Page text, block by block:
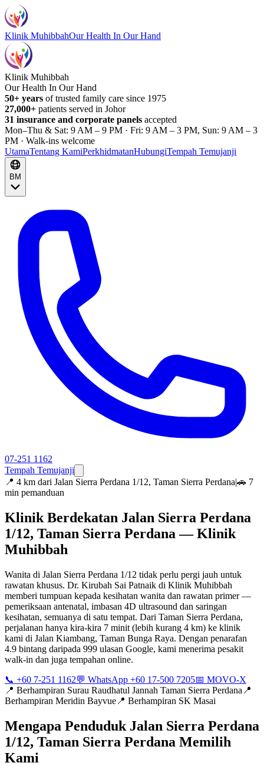
Klinik MuhibbahOur Health In Our Hand
Klinik Muhibbah
Our Health In Our Hand
50+ years of trusted family care since 1975
27,000+ patients served in Johor
31 insurance and corporate panels accepted
Mon–Thu & Sat: 9 AM – 9 PM · Fri: 9 AM – 3 PM, Sun: 9 AM – 3
PM · Walk-ins welcome
UtamaTentang KamiPerkhidmatanHubungiTempah Temujanji
BM
07-251 1162
Tempah Temujanji
📍 4 km dari Jalan Sierra Perdana 1/12, Taman Sierra Perdana|🚗 7
min pemanduan
Klinik Berdekatan Jalan Sierra Perdana
1/12, Taman Sierra Perdana — Klinik
Muhibbah
Wanita di Jalan Sierra Perdana 1/12 tidak perlu pergi jauh untuk
rawatan khusus. Dr. Kirubah Sai Patnaik di Klinik Muhibbah
memberi tumpuan kepada kesihatan wanita dan rawatan primer —
pemeriksaan antenatal, imbasan 4D ultrasound dan saringan
kesihatan, semuanya di satu tempat. Dari Taman Sierra Perdana,
perjalanan hanya kira-kira 7 minit (lebih kurang 4 km) ke klinik
kami di Jalan Kiambang, Taman Bunga Raya. Dengan penarafan
4.9 bintang daripada 999 ulasan Google, kami menerima pesakit
walk-in dan juga tempahan online.
📞 +60 7-251 1162💬 WhatsApp +60 17-500 7205📅 MOVO-X
📍 Berhampiran Surau Raudhatul Jannah Taman Sierra Perdana 📍
Berhampiran Meridin Bayvue 📍 Berhampiran SK Masai
Mengapa Penduduk Jalan Sierra Perdana
1/12, Taman Sierra Perdana Memilih
Kami